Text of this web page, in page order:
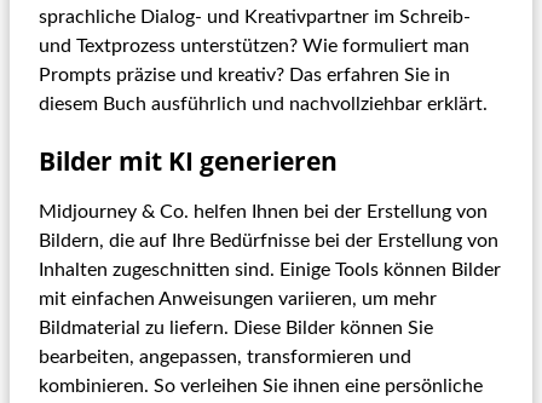
sprachliche Dialog- und Kreativpartner im Schreib-
und Textprozess unterstützen? Wie formuliert man
Prompts präzise und kreativ? Das erfahren Sie in
diesem Buch ausführlich und nachvollziehbar erklärt.
Bilder mit KI generieren
Midjourney & Co. helfen Ihnen bei der Erstellung von
Bildern, die auf Ihre Bedürfnisse bei der Erstellung von
Inhalten zugeschnitten sind. Einige Tools können Bilder
mit einfachen Anweisungen variieren, um mehr
Bildmaterial zu liefern. Diese Bilder können Sie
bearbeiten, angepassen, transformieren und
kombinieren. So verleihen Sie ihnen eine persönliche